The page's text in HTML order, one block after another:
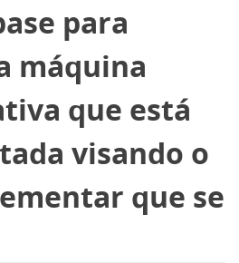
para
máquina
que está
visando o
que se